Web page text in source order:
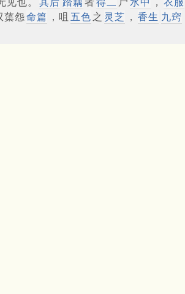
见也。 其后 踏藕 者得二 尸 水中 ， 衣服
蕖怨命篇 ，咀 五色 之 灵芝 ， 香生 九窍